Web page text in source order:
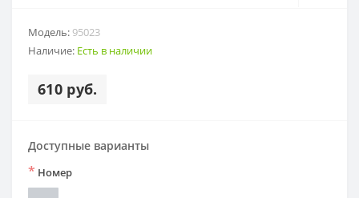
Модель: 95023
Наличие: Есть в наличии
610 руб.
Доступные варианты
* Номер